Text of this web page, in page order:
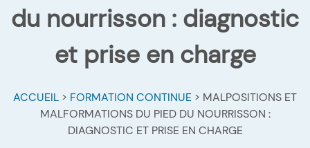
du nourrisson : diagnostic
et prise en charge
ACCUEIL > FORMATION CONTINUE > MALPOSITIONS ET
MALFORMATIONS DU PIED DU NOURRISSON :
DIAGNOSTIC ET PRISE EN CHARGE